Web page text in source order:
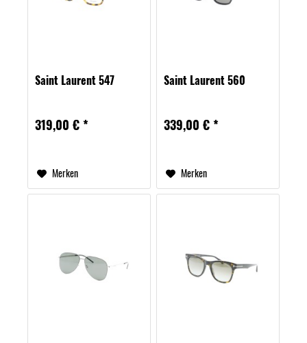
Saint Laurent 547
319,00 € *
Merken
Saint Laurent 560
339,00 € *
Merken